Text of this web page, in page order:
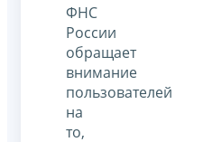
ФНС
России
обращает
внимание
пользователей
на
то,